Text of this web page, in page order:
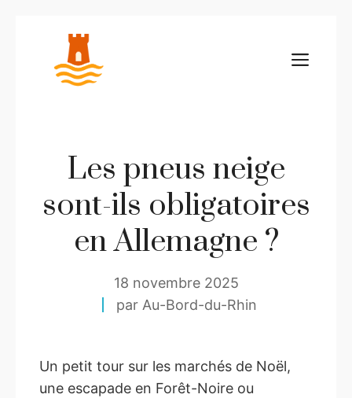
contenu
Les pneus neige
sont-ils obligatoires
en Allemagne ?
18 novembre 2025
par Au-Bord-du-Rhin
Un petit tour sur les marchés de Noël,
une escapade en Forêt-Noire ou